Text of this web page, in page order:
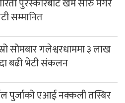
पुरस्कारबाट खेम सारु मगर
सम्मानित
सोमबार गलेश्वरधाममा ३ लाख
बढी भेटी संकलन
पुर्जाको एआई नक्कली तस्बिर